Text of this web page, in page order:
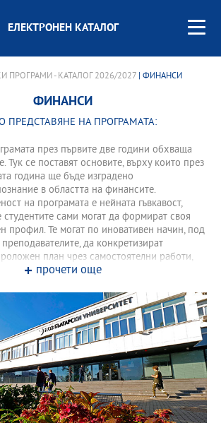
ЕЛЕКТРОНЕН КАТАЛОГ
ПРОГРАМИ - КАТАЛОГ 2026/2027| ФИНАНСИ
ФИНАНСИ
ПРЕДСТАВЯНЕ НА ПРОГРАМАТА:
през първите две години обхваща
Тук се поставят основите, върху които през
година ще бъде изградено
в областта на финансите.
на програмата е нейната гъвкавост,
студентите сами могат да формират своя
профил. Те могат по иновативен начин, под
да конкретизират
план чрез самостоятелни работи,
върху ключови, актуални въпроси от
като Микро- и Макроикономика,
на предприятие, Международна
на счетоводството и др., студентите
във финансите, Приложни финанси,
и т.н.
прочети още